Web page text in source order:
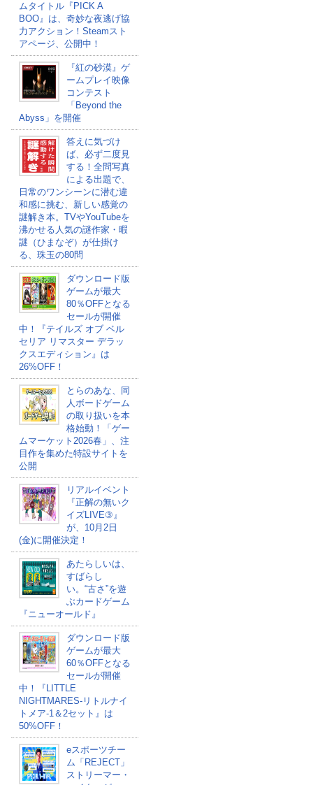
ムタイトル『PICK A
BOO』は、奇妙な夜逃げ協
力アクション！Steamスト
アページ、公開中！
『紅の砂漠』ゲ
ームプレイ映像
コンテスト
「Beyond the
Abyss」を開催
答えに気づけ
ば、必ず二度見
する！全問写真
による出題で、
日常のワンシーンに潜む違
和感に挑む、新しい感覚の
謎解き本。TVやYouTubeを
沸かせる人気の謎作家・暇
謎（ひまなぞ）が仕掛け
る、珠玉の80問
ダウンロード版
ゲームが最大
80％OFFとなる
セールが開催
中！『テイルズ オブ ベル
セリア リマスター デラッ
クスエディション』は
26%OFF！
とらのあな、同
人ボードゲーム
の取り扱いを本
格始動！「ゲー
ムマーケット2026春」、注
目作を集めた特設サイトを
公開
リアルイベント
『正解の無いク
イズLIVE③』
が、10月2日
(金)に開催決定！
あたらしいは、
すばらし
い。“古さ”を遊
ぶカードゲーム
『ニューオールド』
ダウンロード版
ゲームが最大
60％OFFとなる
セールが開催
中！『LITTLE
NIGHTMARES-リトルナイ
トメア-1＆2セット』は
50%OFF！
eスポーツチー
ム「REJECT」
ストリーマー・